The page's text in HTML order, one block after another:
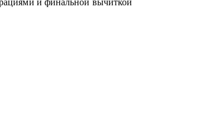
и финальной вычиткой